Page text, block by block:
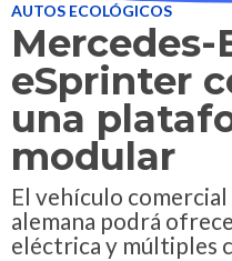
AUTOS ECOLÓGICOS
Mercedes-
eSprinter
una
modular
El vehículo comercial
alemana podrá
eléctrica y múltiples